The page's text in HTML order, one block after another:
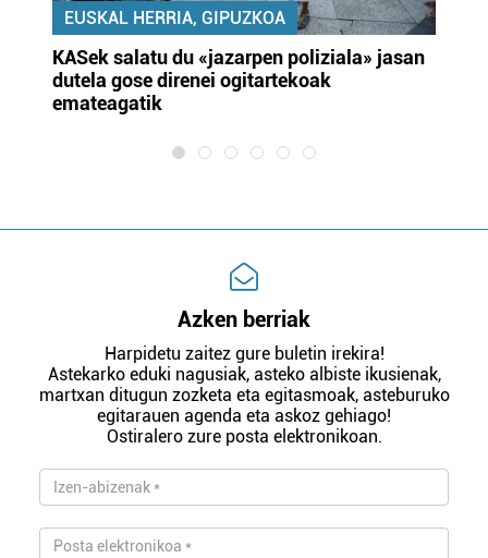
EUSKAL HERRIA, GIPUZKOA
KASek salatu du «jazarpen poliziala» jasan
dutela gose direnei ogitartekoak
emateagatik
Azken berriak
Harpidetu zaitez gure buletin irekira!
Astekarko eduki nagusiak, asteko albiste ikusienak,
martxan ditugun zozketa eta egitasmoak, asteburuko
egitarauen agenda eta askoz gehiago!
Ostiralero zure posta elektronikoan.